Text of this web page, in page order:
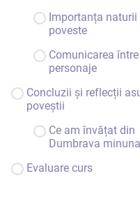
Importanța naturii
poveste
Comunicarea între
personaje
Concluzii și reflecții
poveștii
Ce am învățat din
Dumbrava
Evaluare curs